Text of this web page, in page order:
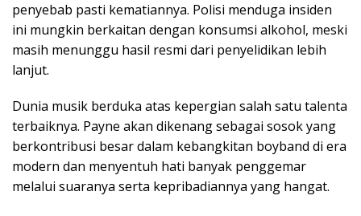
penyebab pasti kematiannya. Polisi menduga insiden
ini mungkin berkaitan dengan konsumsi alkohol, meski
masih menunggu hasil resmi dari penyelidikan lebih
lanjut.
Dunia musik berduka atas kepergian salah satu talenta
terbaiknya. Payne akan dikenang sebagai sosok yang
berkontribusi besar dalam kebangkitan boyband di era
modern dan menyentuh hati banyak penggemar
melalui suaranya serta kepribadiannya yang hangat.